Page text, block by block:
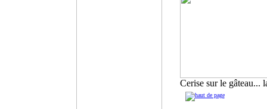
Cerise sur le gâteau...